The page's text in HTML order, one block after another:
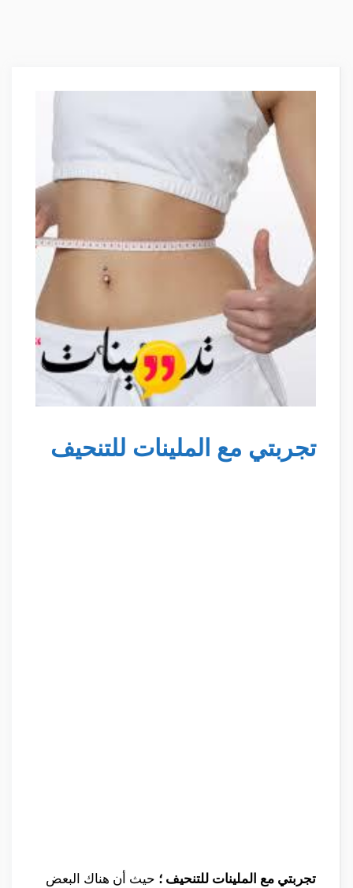
تجربتي مع الملينات للتنحيف
تجربتي مع الملينات للتنحيف ؛ حيث أن هناك البعض